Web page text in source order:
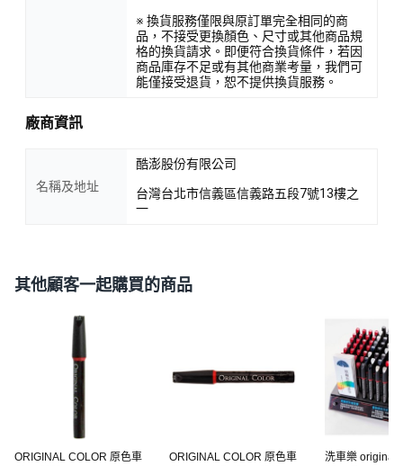
※ 換貨服務僅限與原訂單完全相同的商
品，不接受更換顏色、尺寸或其他商品規
格的換貨請求。即便符合換貨條件，若因
商品庫存不足或有其他商業考量，我們可
能僅接受退貨，恕不提供換貨服務。
廠商資訊
名稱及地址
酷澎股份有限公司
台灣台北市信義區信義路五段7號13樓之
一
其他顧客一起購買的商品
ORIGINAL COLOR 原色車
ORIGINAL COLOR 原色車
洗車樂 original